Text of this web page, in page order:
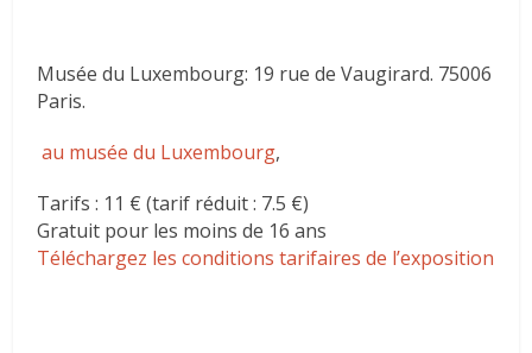
Musée du Luxembourg: 19 rue de Vaugirard. 75006
Paris.
au musée du Luxembourg,
Tarifs : 11 € (tarif réduit : 7.5 €)
Gratuit pour les moins de 16 ans
Téléchargez les conditions tarifaires de l’exposition